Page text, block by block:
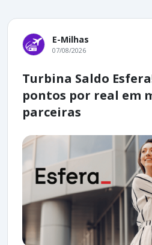
E-Milhas
07/08/2026
Turbina Saldo
pontos por real em
parceiras